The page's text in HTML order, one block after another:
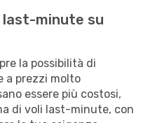
last-minute su
la possibilità di
a prezzi molto
essere più costosi,
di voli last-minute, con